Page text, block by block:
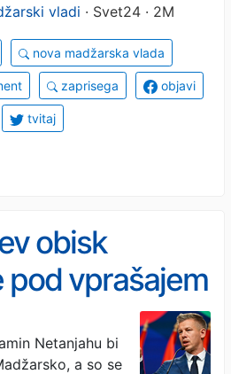
vladi · Svet24 · 2M
nova madžarska vlada
zaprisega objavi
tvitaj
obisk
pod vprašajem
preobratu
Netanjahu bi
a so se